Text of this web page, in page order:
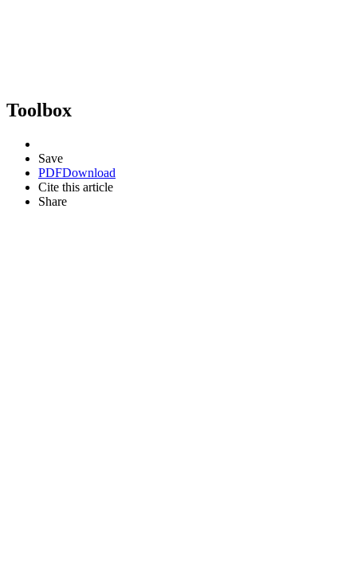
Toolbox
Save
PDFDownload
Cite this article
Share